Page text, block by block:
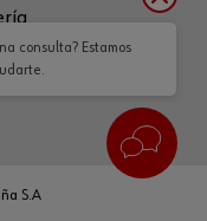
S.A
consulta? Estamos